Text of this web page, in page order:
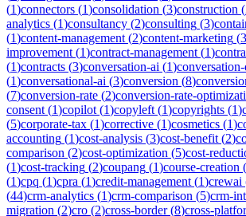
(1)connectors (1)consolidation (3)construction (
analytics (1)consultancy (2)consulting (3)
(1)content-management (2)content-marketing (3
improvement (1)contract-management (1)
(1)contracts (3)conversation-ai (1)
(1)conversational-ai (3)conversion (8)
(7)conversion-rate (2)conversion-rate-
consent (1)copilot (1)copyleft (1)copyrights (1)
(5)corporate-tax (1)corrective (1)cosmetics (1)
accounting (1)cost-analysis (3)cost-benefit (2)
comparison (2)cost-optimization (5)cost-
(1)cost-tracking (2)coupang (1)course-creation (
(1)cpq (1)cpra (1)credit-management (1)crewai
(44)crm-analytics (1)crm-comparison (5)crm-
migration (2)cro (2)cross-border(8)cross-